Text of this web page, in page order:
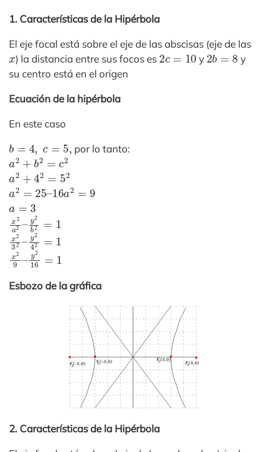
1. Características de la Hipérbola
El eje focal está sobre el eje de las abscisas (eje de las
x) la distancia entre sus focos es2c=10 y 2b=8 y
su centro está en el origen
Ecuación de la hipérbola
En este caso
b c por lo tanto:
a2 b2=
2
a2 + 42
2
a2 = 25–
16 a2
9
a
x2 2–
y2 2=
x2 2–
y2 2=
x2 –
y2 16=
Esbozo de la gráfica
2. Características de la Hipérbola